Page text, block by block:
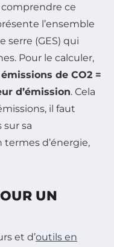
ce
l’ensemble
serre (GES) qui
Pour le calculer,
émissions de CO2 =
d’émission. Cela
il faut
sur sa
d’énergie,
UN
et d’outils en